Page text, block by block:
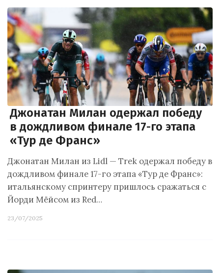
Джонатан Милан одержал победу
в дождливом финале 17-го этапа
«Тур де Франс»
Джонатан Милан из Lidl — Trek одержал победу в
дождливом финале 17-го этапа «Тур де Франс»:
итальянскому спринтеру пришлось сражаться с
Йорди Мёйсом из Red…
23/07/2025